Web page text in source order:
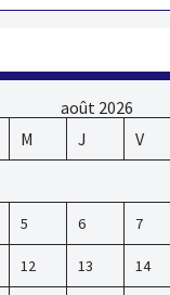
août 2026
M J V
5 6 7
12 13 14